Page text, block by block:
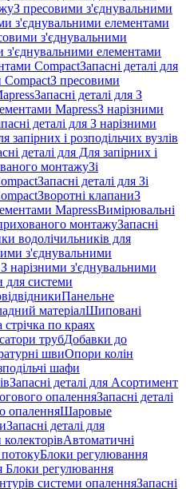
З пресовими з'єднувальними
з'єднувальними елементами
з'єднувальними
з'єднувальними елементами
CompactЗапасні деталі для
CompactЗ пресовими
Запасні деталі для З
MapressЗ нарізними
деталі для З нарізними
запірних і розподільчих вузлів
деталі для Для запірних і
монтажуЗі
Запасні деталі для Зі
Зворотні клапаниЗ
MapressВимірювальні
монтажуЗапасні
водолічильників для
з'єднувальними
З нарізними з'єднувальними
для системи
Панельне
матеріалШиповані
стрічка по краях
трубДобавки до
швиОпори колін
шафи
Запасні деталі для Асортимент
опаленняЗапасні деталі
опаленняШаровые
Запасні деталі для
Автоматичні
Блоки регулювання
Блоки регулювання
системи опаленняЗапасні